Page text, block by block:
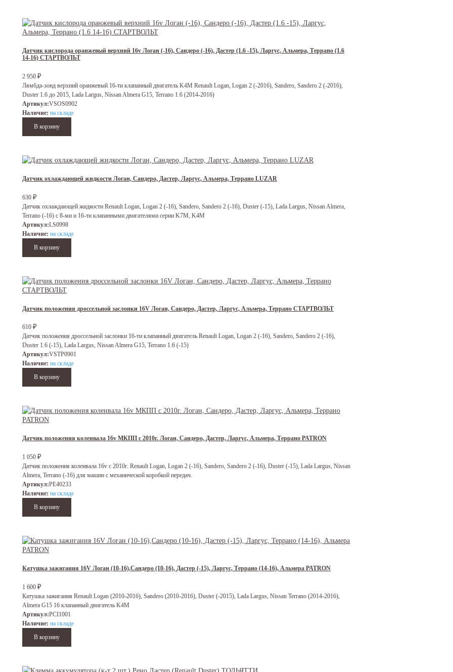
Датчик кислорода оранжевый верхний 16v Логан (-16), Сандеро (-16), Дастер (1.6 -15), Ларгус, Альмера, Террано (1.6
14-16) СТАРТВОЛЬТ
2 950 ₽
Лямбда-зонд верхний оранжевый 16-ти клапанный двигатель K4M Renault Logan, Logan 2 (-2016), Sandero, Sandero 2 (-2016),
Duster 1.6 до 2015, Lada Largus, Nissan Almera G15, Terrano 1.6 (2014-2016)
Артикул:VSOS0902
Наличие: на складе
Датчик охлаждающей жидкости Логан, Сандеро, Дастер, Ларгус, Альмера, Террано LUZAR
630 ₽
Датчик охлаждающей жидкости Renault Logan, Logan 2 (-16), Sandero, Sandero 2 (-16), Duster (-15), Lada Largus, Nissan Almera,
Terrano (-16) с 8-ми и 16-ти клапанными двигателями серии K7M, K4M
Артикул:LS0998
Наличие: на складе
Датчик положения дроссельной заслонки 16V Логан, Сандеро, Дастер, Ларгус, Альмера, Террано СТАРТВОЛЬТ
610 ₽
Датчик положения дроссельной заслонки 16-ти клапанный двигатель Renault Logan, Logan 2 (-16), Sandero, Sandero 2 (-16),
Duster 1.6 (-15), Lada Largus, Nissan Almera G15, Terrano 1.6 (-15)
Артикул:VSTP0901
Наличие: на складе
Датчик положения коленвала 16v МКПП с 2010г. Логан, Сандеро, Дастер, Ларгус, Альмера, Террано PATRON
1 050 ₽
Датчик положения коленвала 16v с 2010г. Renault Logan, Logan 2 (-16), Sandero, Sandero 2 (-16), Duster (-15), Lada Largus, Nissan
Almera, Terrano (-16) для машин с механической коробкой передач.
Артикул:PE40233
Наличие: на складе
Катушка зажигания 16V Логан (10-16),Сандеро (10-16), Дастер (-15), Ларгус, Террано (14-16), Альмера PATRON
1 600 ₽
Катушка зажигания Renault Logan (2010-2016), Sandero (2010-2016), Duster (-2015), Lada Largus, Nissan Terrano (2014-2016),
Almera G15 16 клапанный двигатель K4M
Артикул:PCI1001
Наличие: на складе